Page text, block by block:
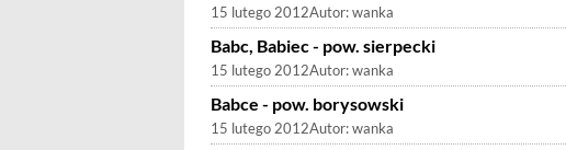
15 lutego 2012Autor:wanka
Babc, Babiec - pow. sierpecki
15 lutego 2012Autor:wanka
Babce - pow. borysowski
15 lutego 2012Autor:wanka